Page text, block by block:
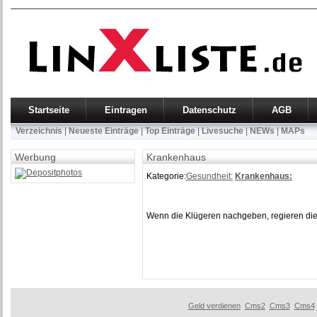
Startseite Eintragen Datenschutz AGB
Verzeichnis|Neueste Einträge|Top Einträge|Livesuche|NEWs|MAPs
Werbung Krankenhaus
Kategorie:Gesundheit: Krankenhaus:
Wenn die Klügeren nachgeben, regieren
Geld verdienen Cms2 Cms3 Cms4